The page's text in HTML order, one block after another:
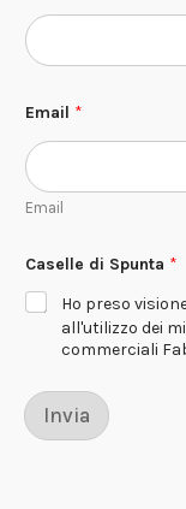
i
*
Email *
Email
Caselle di Spunta *
Ho preso
all'utilizzo dei
commerciali
Invia